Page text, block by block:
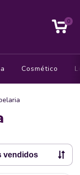
0
Cosmético